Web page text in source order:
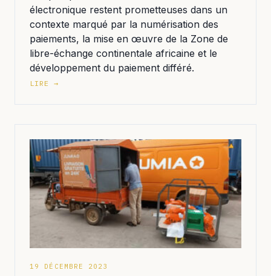
électronique restent prometteuses dans un
contexte marqué par la numérisation des
paiements, la mise en œuvre de la Zone de
libre-échange continentale africaine et le
développement du paiement différé.
LIRE →
19 DÉCEMBRE 2023